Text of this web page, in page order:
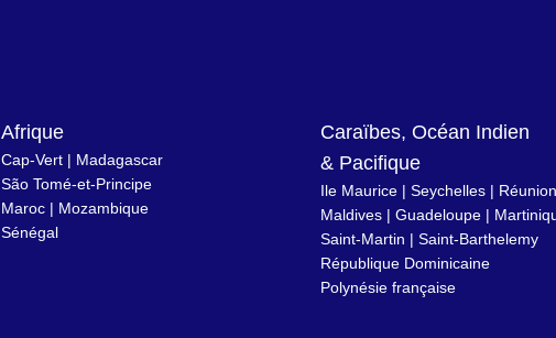
Afrique
Cap-Vert | Madagascar
São Tomé-et-Principe
Maroc | Mozambique
Sénégal
Caraïbes, Océan Indien
& Pacifique
Ile Maurice | Seychelles | Réunion
Maldives | Guadeloupe |
Saint-Martin | Saint-Barthelemy
République Dominicaine
Polynésie française